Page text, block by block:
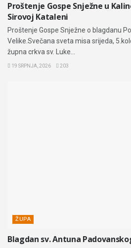
Proštenje Gospe Snježne u
Sirovoj Kataleni
Proštenje Gospe Snježne o blagdanu
Velike.Svečana sveta misa srijeda,
župna crkva sv. Luke...
19 SRPNJA, 2026 203
ŽUPA
Blagdan sv. Antuna